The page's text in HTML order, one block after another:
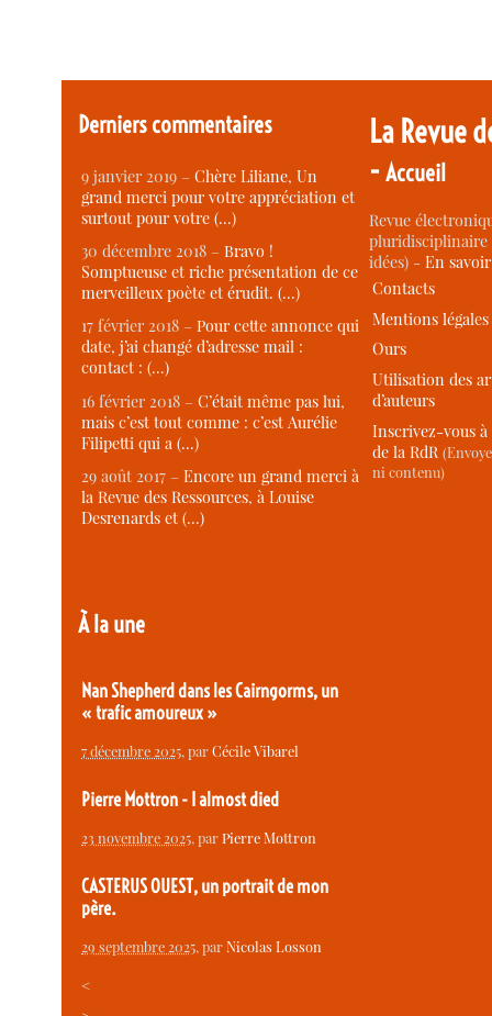
Derniers commentaires
9 janvier 2019 –Chère Liliane, Un
grand merci pour votre appréciation et
surtout pour votre (…)
30 décembre 2018 –Bravo !
Somptueuse et riche présentation de ce
merveilleux poète et érudit. (…)
17 février 2018 –Pour cette annonce qui
date, j’ai changé d’adresse mail :
contact : (…)
16 février 2018 –C’était même pas lui,
mais c’est tout comme : c’est Aurélie
Filipetti qui a (…)
29 août 2017 –Encore un grand merci à
la Revue des Ressources, à Louise
Desrenards et (…)
À la une
Nan Shepherd dans les Cairngorms, un
« trafic amoureux »
7 décembre 2025, parCécile Vibarel
Pierre Mottron - I almost died
23 novembre 2025, parPierre Mottron
CASTERUS OUEST, un portrait de mon
père.
29 septembre 2025, parNicolas Losson
<
La Revue
-Accueil
Revue
idées) -En
Contacts
Mentions légales
Ours
Utilisation des
d’auteurs
Inscrivez-vous
de la RdR
ni contenu)